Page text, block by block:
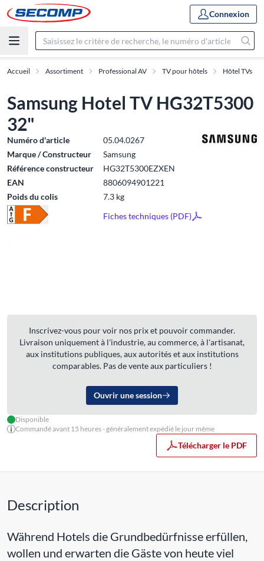
Connexion
Accueil Assortiment Professional AV TV pour hôtels Hôtel TVs
Samsung Hotel TV HG32T5300
32"
Numéro d'article
05.04.0267
Marque / Constructeur
Samsung
Référence constructeur
HG32T5300EZXEN
EAN
8806094901221
Poids du colis
7.3 kg
Fiches techniques (PDF)
Inscrivez-vous pour voir nos prix et pouvoir commander.
Livraison uniquement à l'industrie, au commerce, à l'artisanat,
aux institutions publiques, aux autorités et aux institutions
comparables. Pas de vente aux particuliers !
Ouvrir une session
Disponible
Commandé avant 15 heures - généralement expédié le jour même
Télécharger le PDF
Description
Während Hotels die Grundbedürfnisse erfüllen,
wollen und erwarten die Gäste von heute viel